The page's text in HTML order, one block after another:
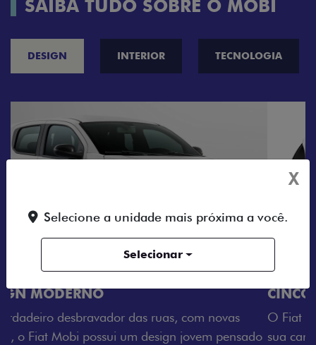
SAIBA TUDO SOBRE O MOBI
DESIGN INTERIOR TECNOLOGIA
CINCO OPÇÕES DE CORES
O Fiat Mobi tem sempre uma opção de cor que é a
sua cara. Escolha entre o Preto Vulcano, Vermelho
X
Selecione a unidade mais próxima a você.
Selecionar